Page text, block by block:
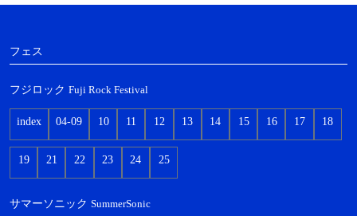
フェス
フジロック Fuji Rock Festival
index 04-09 10 11 12 13 14 15 16 17 18
19 21 22 23 24 25
サマーソニック SummerSonic